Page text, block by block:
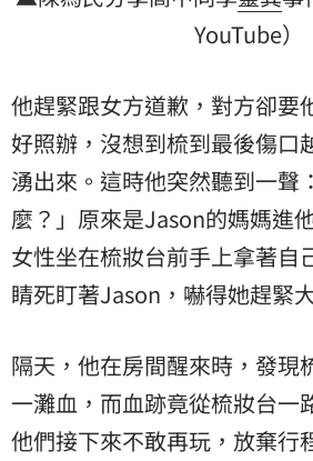
YouTube）
他趕緊跟女方道歉，對方卻要
好照辦，沒想到梳到最後傷口
湧出來。這時他突然聽到一聲
麼？」原來是Jason的媽媽進
女性坐在梳妝台前手上拿著自
睛死盯著Jason，嚇得她趕緊
隔天，他在房間醒來時，發現
一灘血，而血跡竟從梳妝台一
他們接下來不敢再玩，放棄行